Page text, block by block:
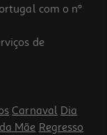
com o nº
de
Carnaval Dia
Mãe Regresso